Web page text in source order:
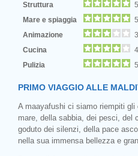
Struttura
Mare e spiaggia
Animazione
Cucina
Pulizia
PRIMO VIAGGIO ALLE
A maayafushi ci siamo riempiti gli
mare, della sabbia, dei pesci, del
goduto dei silenzi, della pace
nella sua immensa bellezza e